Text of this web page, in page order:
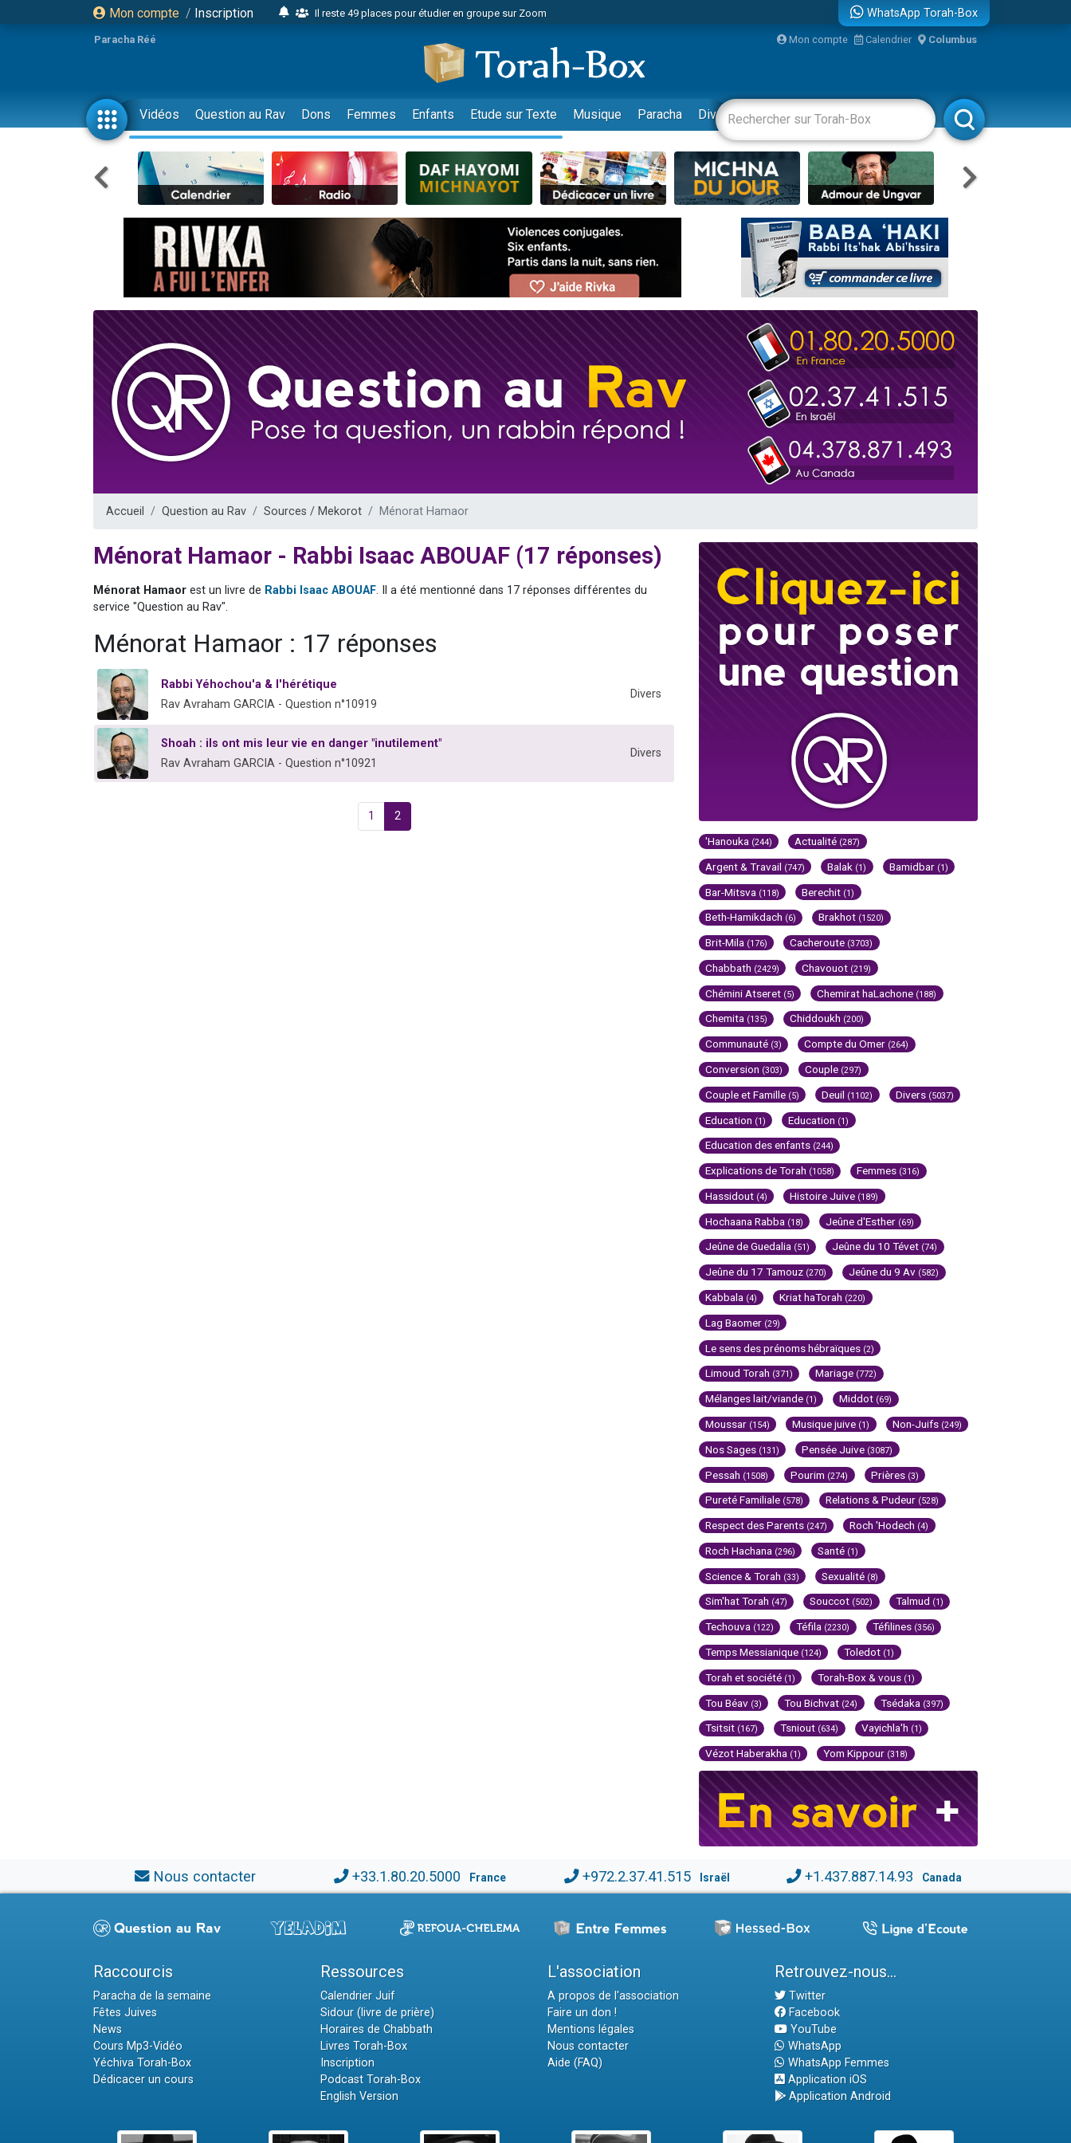
Mon compte / Inscription
Il reste 49 places pour étudier en groupe sur Zoom
2 personnes viennent de nous rejoindre sur WhatsApp
6 personnes viennent de nous rejoindre sur WhatsApp
4 personnes viennent de faire un don pour Reloger Rivka, 6 enfants, victime de violences...
2 personnes viennent de faire un don pour 1 Journée de Vacances Pour les Enfants
17 personnes viennent de demander une bénédiction
4 personnes viennent de nous rejoindre sur WhatsApp
Il reste 49 places pour étudier en groupe sur Zoom
Eva vient de donner son Maasser
4 personnes viennent de nous rejoindre sur WhatsApp
3 personnes viennent de nous rejoindre sur WhatsApp
Odaya vient de donner son Maasser
3 personnes viennent de faire un don pour 5 jours de vacances aux Orphelins
2 personnes viennent de nous rejoindre sur WhatsApp
13 personnes viennent de demander une bénédiction
30 personnes viennent de faire un don pour Sauvez la jambe de Yohan
Il reste 49 places pour étudier en groupe sur Zoom
12 nouvelles musiques dans Torah-Box Music
WhatsApp Torah-Box
Paracha Réé Mon compte Calendrier Columbus
Vidéos Question au Rav Dons Femmes Enfants Etude sur Texte Musique Paracha Divertissements Livres Rabbanim
Accueil Question au Rav Sources / Mekorot Ménorat Hamaor
Ménorat Hamaor - Rabbi Isaac ABOUAF (17 réponses)
Ménorat Hamaor est un livre de Rabbi Isaac ABOUAF. Il a été mentionné dans 17 réponses différentes du
service "Question au Rav".
Ménorat Hamaor : 17 réponses
Rabbi Yéhochou'a & l'hérétique
Rav Avraham GARCIA - Question n°10919
Divers
Shoah : ils ont mis leur vie en danger "inutilement"
Rav Avraham GARCIA - Question n°10921
Divers
1 2
'Hanouka (244) Actualité (287)
Argent & Travail (747) Balak (1) Bamidbar (1)
Bar-Mitsva (118) Berechit (1)
Beth-Hamikdach (6) Brakhot (1520)
Brit-Mila (176) Cacheroute (3703)
Chabbath (2429) Chavouot (219)
Chémini Atseret (5) Chemirat haLachone (188)
Chemita (135) Chiddoukh (200)
Communauté (3) Compte du Omer (264)
Conversion (303) Couple (297)
Couple et Famille (5) Deuil (1102) Divers (5037)
Education (1) Education (1)
Education des enfants (244)
Explications de Torah (1058) Femmes (316)
Hassidout (4) Histoire Juive (189)
Hochaana Rabba (18) Jeûne d'Esther (69)
Jeûne de Guedalia (51) Jeûne du 10 Tévet (74)
Jeûne du 17 Tamouz (270) Jeûne du 9 Av (582)
Kabbala (4) Kriat haTorah (220)
Lag Baomer (29)
Le sens des prénoms hébraïques (2)
Limoud Torah (371) Mariage (772)
Mélanges lait/viande (1) Middot (69)
Moussar (154) Musique juive (1) Non-Juifs (249)
Nos Sages (131) Pensée Juive (3087)
Pessah (1508) Pourim (274) Prières (3)
Pureté Familiale (578) Relations & Pudeur (528)
Respect des Parents (247) Roch 'Hodech (4)
Roch Hachana (296) Santé (1)
Science & Torah (33) Sexualité (8)
Sim'hat Torah (47) Souccot (502) Talmud (1)
Techouva (122) Téfila (2230) Téfilines (356)
Temps Messianique (124) Toledot (1)
Torah et société (1) Torah-Box & vous (1)
Tou Béav (3) Tou Bichvat (24) Tsédaka (397)
Tsitsit (167) Tsniout (634) Vayichla'h (1)
Vézot Haberakha (1) Yom Kippour (318)
Nous contacter +33.1.80.20.5000 France +972.2.37.41.515 Israël +1.437.887.14.93 Canada
Raccourcis
Paracha de la semaine
Fêtes Juives
News
Cours Mp3-Vidéo
Yéchiva Torah-Box
Dédicacer un cours
Ressources
Calendrier Juif
Sidour (livre de prière)
Horaires de Chabbath
Livres Torah-Box
Inscription
Podcast Torah-Box
English Version
L'association
A propos de l'association
Faire un don !
Mentions légales
Nous contacter
Aide (FAQ)
Retrouvez-nous...
Twitter
Facebook
YouTube
WhatsApp
WhatsApp Femmes
Application iOS
Application Android